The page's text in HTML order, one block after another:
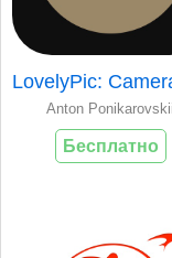
Anton Ponikarovskii
Бесплатно